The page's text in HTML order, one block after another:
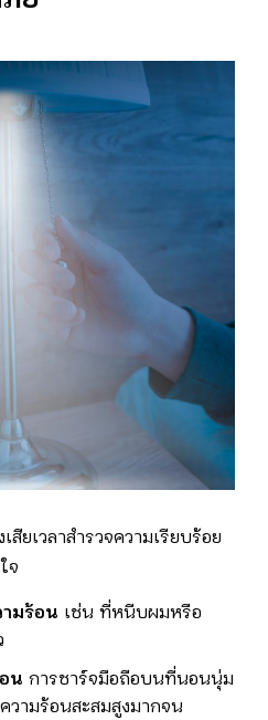
ยเวลาสำรวจความเรียบร้อย
จ
มร้อน เช่น ที่หนีบผมหรือ
น การชาร์จมือถือบนที่นอนนุ่ม
วามร้อนสะสมสูงมากจน